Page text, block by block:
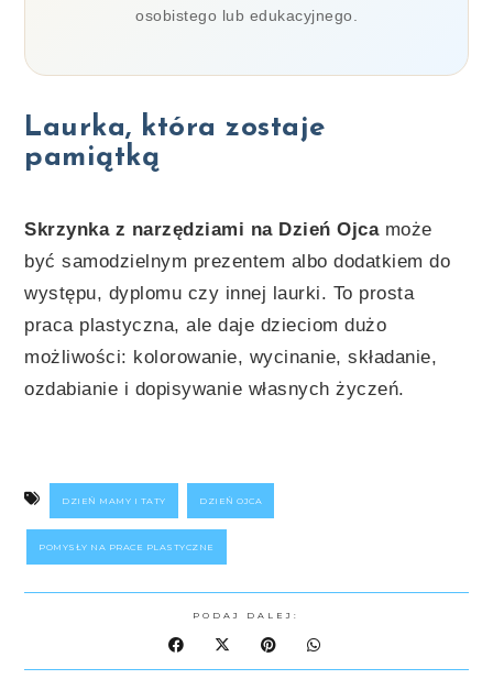
osobistego lub edukacyjnego.
Laurka, która zostaje
pamiątką
Skrzynka z narzędziami na Dzień Ojcamoże
być samodzielnym prezentem albo dodatkiem do
występu, dyplomu czy innej laurki. To prosta
praca plastyczna, ale daje dzieciom dużo
możliwości: kolorowanie, wycinanie, składanie,
ozdabianie i dopisywanie własnych życzeń.
DZIEŃ MAMY I TATY DZIEŃ OJCA
POMYSŁY NA PRACE PLASTYCZNE
PODAJ DALEJ: